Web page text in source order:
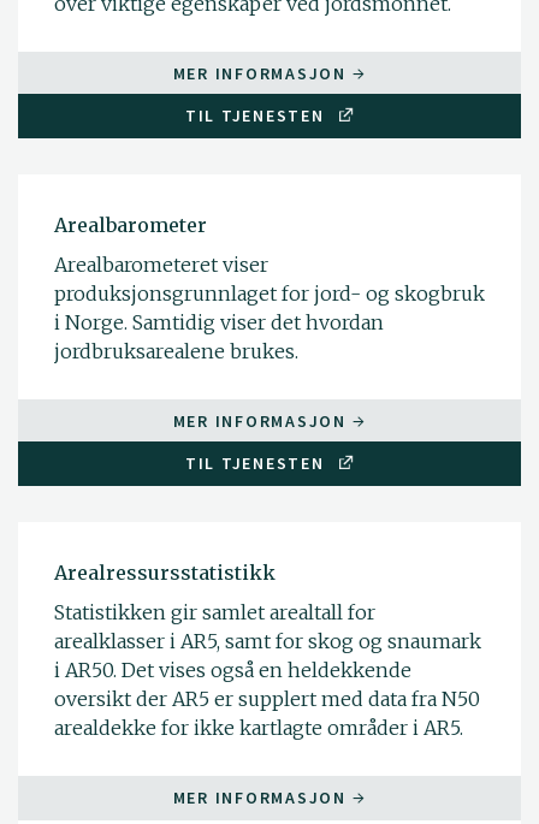
MER INFORMASJON
TIL TJENESTEN
Arealbarometer
Arealbarometeret viser
produksjonsgrunnlaget for jord- og skogbruk
i Norge. Samtidig viser det hvordan
jordbruksarealene brukes.
MER INFORMASJON
TIL TJENESTEN
Arealressursstatistikk
Statistikken gir samlet arealtall for
arealklasser i AR5, samt for skog og snaumark
i AR50. Det vises også en heldekkende
oversikt der AR5 er supplert med data fra N50
arealdekke for ikke kartlagte områder i AR5.
MER INFORMASJON